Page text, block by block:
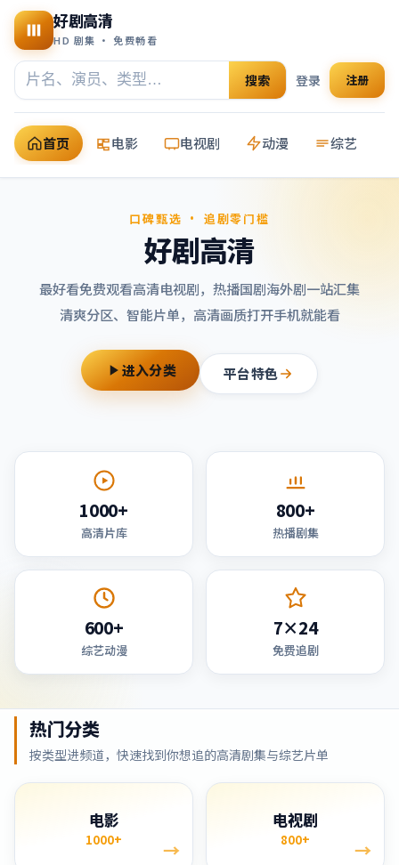
好剧高清
HD 剧集 · 免费畅看
搜索 登录 注册
首页 电影 电视剧 动漫 综艺
口碑甄选 · 追剧零门槛
好剧高清
最好看免费观看高清电视剧，热播国剧海外剧一站汇集
清爽分区、智能片单，高清画质打开手机就能看
进入分类 平台特色
1000+
高清片库
800+
热播剧集
600+
综艺动漫
7×24
免费追剧
热门分类
按类型进频道，快速找到你想追的高清剧集与综艺片单
电影
1000+ →
电视剧
800+ →